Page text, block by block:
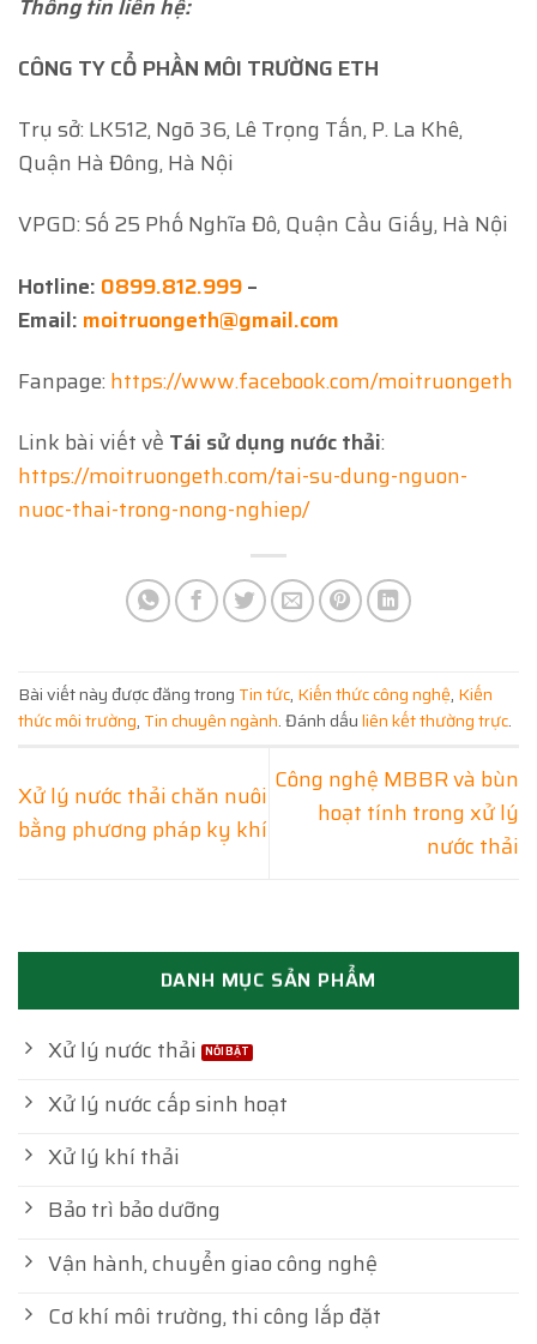
Thông tin liên hệ:
CÔNG TY CỔ PHẦN MÔI TRƯỜNG ETH
Trụ sở: LK512, Ngõ 36, Lê Trọng Tấn, P. La Khê,
Quận Hà Đông, Hà Nội
VPGD: Số 25 Phố Nghĩa Đô, Quận Cầu Giấy, Hà Nội
Hotline: 0899.812.999–
Email: moitruongeth@gmail.com
Fanpage: https://www.facebook.com/moitruongeth
Link bài viết về Tái sử dụng nước thải:
https://moitruongeth.com/tai-su-dung-nguon-
nuoc-thai-trong-nong-nghiep/
Bài viết này được đăng trong Tin tức, Kiến thức công nghệ, Kiến
thức môi trường, Tin chuyên ngành. Đánh dấuliên kết thường trực.
Xử lý nước thải chăn nuôi
bằng phương pháp kỵ khí
Công nghệ MBBR và bùn
hoạt tính trong xử lý
nước thải
DANH MỤC SẢN PHẨM
Xử lý nước thải
Xử lý nước cấp sinh hoạt
Xử lý khí thải
Bảo trì bảo dưỡng
Vận hành, chuyển giao công nghệ
Cơ khí môi trường, thi công lắp đặt